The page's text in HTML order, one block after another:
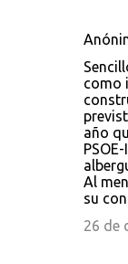
como
año
Al
su
26 de